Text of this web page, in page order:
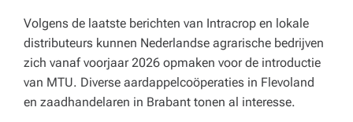
Volgens de laatste berichten van Intracrop en lokale
distributeurs kunnen Nederlandse agrarische bedrijven
zich vanaf voorjaar 2026 opmaken voor de introductie
van MTU. Diverse aardappelcoöperaties in Flevoland
en zaadhandelaren in Brabant tonen al interesse.